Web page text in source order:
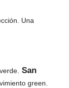
Una
San
green.